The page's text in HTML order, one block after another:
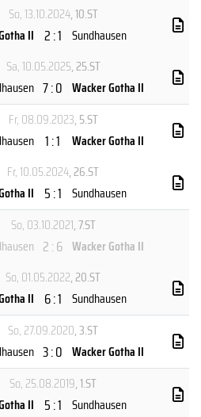
So, 13.10.2024, 10.ST
II 2 : 1 Sundhausen
Sa, 10.05.2025, 25.ST
7 : 0 Wacker Gotha II
Fr, 08.09.2023, 5.ST
1 : 1
Wacker Gotha II
Fr, 10.05.2024, 26.ST
II 5 : 1 Sundhausen
So, 03.10.2021, 7.ST
2 : 6 Wacker Gotha II
So, 01.05.2022, 20.ST
II 6 : 1 Sundhausen
So, 27.09.2020, 3.ST
3 : 0 Wacker Gotha II
So, 25.08.2019, 1.ST
II 5 : 1 Sundhausen